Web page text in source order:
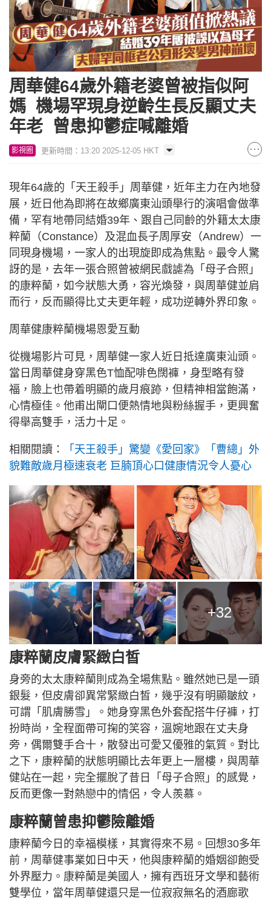
周華健64歲外籍老婆曾被指似阿
媽 機場罕現身逆齡生長反顯丈夫
年老 曾患抑鬱症喊離婚
影視圈 更新時間：13:20 2025-12-05 HKT
現年64歲的「天王殺手」周華健，近年主力在內地發
展，近日他為即將在故鄉廣東汕頭舉行的演唱會做準
備，罕有地帶同結婚39年、跟自己同齡的外籍太太康
粹蘭（Constance）及混血長子周厚安（Andrew）一
同現身機場，一家人的出現旋即成為焦點。最令人驚
訝的是，去年一張合照曾被網民戲謔為「母子合照」
的康粹蘭，如今狀態大勇，容光煥發，與周華健並肩
而行，反而顯得比丈夫更年輕，成功逆轉外界印象。
周華健康粹蘭機場恩愛互動
從機場影片可見，周華健一家人近日抵達廣東汕頭。
當日周華健身穿黑色T恤配啡色闊褲，身型略有發
福，臉上也帶着明顯的歲月痕跡，但精神相當飽滿，
心情極佳。他甫出閘口便熱情地與粉絲握手，更興奮
得舉高雙手，活力十足。
相關閱讀：
「天王殺手」驚變《愛回家》「曹總」外
貌難敵歲月極速衰老 巨腩頂心口健康情況令人憂心
+32
康粹蘭皮膚緊緻白皙
身旁的太太康粹蘭則成為全場焦點。雖然她已是一頭
銀髮，但皮膚卻異常緊緻白皙，幾乎沒有明顯皺紋，
可謂「肌膚勝雪」。她身穿黑色外套配搭牛仔褲，打
扮時尚，全程面帶可掬的笑容，溫婉地跟在丈夫身
旁，偶爾雙手合十，散發出可愛又優雅的氣質。對比
之下，康粹蘭的狀態明顯比去年更上一層樓，與周華
健站在一起，完全擺脫了昔日「母子合照」的感覺，
反而更像一對熱戀中的情侶，令人羨慕。
康粹蘭曾患抑鬱險離婚
康粹蘭今日的幸福模樣，其實得來不易。回想30多年
前，周華健事業如日中天，他與康粹蘭的婚姻卻飽受
外界壓力。康粹蘭是美國人，擁有西班牙文學和藝術
雙學位，當年周華健還只是一位寂寂無名的酒廊歌